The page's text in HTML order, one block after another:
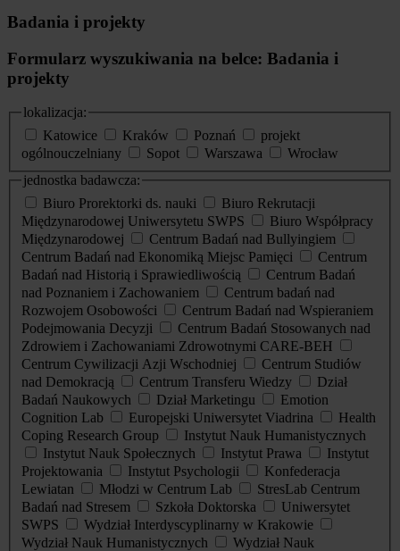
Badania i projekty
Formularz wyszukiwania na belce: Badania i
projekty
lokalizacja:
Katowice
Kraków Poznań
projekt
ogólnouczelniany
Sopot Warszawa
Wrocław
jednostka badawcza:
Biuro Prorektorki ds. nauki
Biuro Rekrutacji
Międzynarodowej Uniwersytetu SWPS
Biuro Współpracy
Międzynarodowej
Centrum Badań nad Bullyingiem
Centrum Badań nad Ekonomiką Miejsc Pamięci
Centrum
Badań nad Historią i Sprawiedliwością
Centrum Badań
nad Poznaniem i Zachowaniem
Centrum badań nad
Rozwojem Osobowości
Centrum Badań nad Wspieraniem
Podejmowania Decyzji
Centrum Badań Stosowanych nad
Zdrowiem i Zachowaniami Zdrowotnymi CARE-BEH
Centrum Cywilizacji Azji Wschodniej
Centrum Studiów
nad Demokracją
Centrum Transferu Wiedzy
Dział
Badań Naukowych
Dział Marketingu
Emotion
Cognition Lab
Europejski Uniwersytet Viadrina
Health
Coping Research Group
Instytut Nauk Humanistycznych
Instytut Nauk Społecznych
Instytut Prawa
Instytut
Projektowania
Instytut Psychologii
Konfederacja
Lewiatan
Młodzi w Centrum Lab
StresLab Centrum
Badań nad Stresem
Szkoła Doktorska
Uniwersytet
SWPS
Wydział Interdyscyplinarny w Krakowie
Wydział Nauk Humanistycznych
Wydział Nauk